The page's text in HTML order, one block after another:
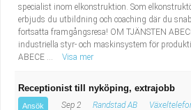
specialist inom elkonstruktion. Som
erbjuds du utbildning och coaching där du
fortsatta framgångsresa! OM TJÄNSTEN
industriella styr- och maskinsystem för
ABECE ...
Visa mer
Receptionist till nyköping, extrajobb
Ansök Sep 2 Randstad AB